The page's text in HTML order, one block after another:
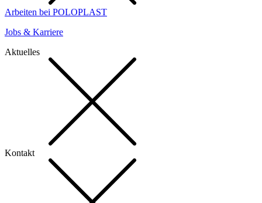
Arbeiten bei POLOPLAST
Jobs & Karriere
Aktuelles
Kontakt